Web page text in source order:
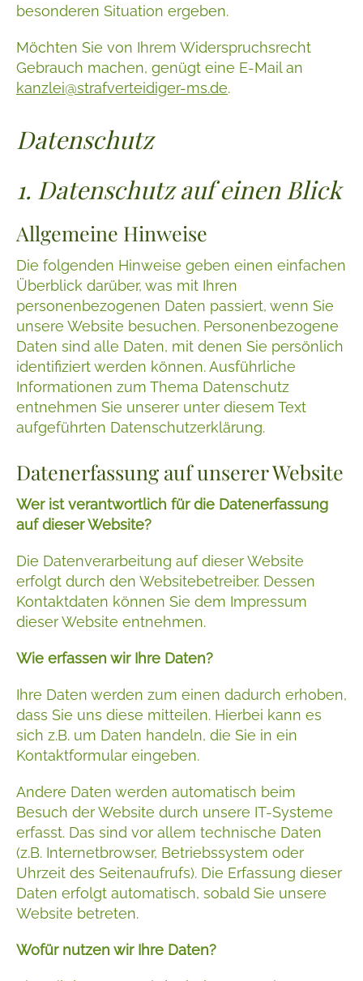
besonderen Situation ergeben.
Möchten Sie von Ihrem Widerspruchsrecht
Gebrauch machen, genügt eine E-Mail an
kanzlei@strafverteidiger-ms.de.
Datenschutz
1. Datenschutz auf einen Blick
Allgemeine Hinweise
Die folgenden Hinweise geben einen einfachen
Überblick darüber, was mit Ihren
personenbezogenen Daten passiert, wenn Sie
unsere Website besuchen. Personenbezogene
Daten sind alle Daten, mit denen Sie persönlich
identifiziert werden können. Ausführliche
Informationen zum Thema Datenschutz
entnehmen Sie unserer unter diesem Text
aufgeführten Datenschutzerklärung.
Datenerfassung auf unserer Website
Wer ist verantwortlich für die Datenerfassung
auf dieser Website?
Die Datenverarbeitung auf dieser Website
erfolgt durch den Websitebetreiber. Dessen
Kontaktdaten können Sie dem Impressum
dieser Website entnehmen.
Wie erfassen wir Ihre Daten?
Ihre Daten werden zum einen dadurch erhoben,
dass Sie uns diese mitteilen. Hierbei kann es
sich z.B. um Daten handeln, die Sie in ein
Kontaktformular eingeben.
Andere Daten werden automatisch beim
Besuch der Website durch unsere IT-Systeme
erfasst. Das sind vor allem technische Daten
(z.B. Internetbrowser, Betriebssystem oder
Uhrzeit des Seitenaufrufs). Die Erfassung dieser
Daten erfolgt automatisch, sobald Sie unsere
Website betreten.
Wofür nutzen wir Ihre Daten?